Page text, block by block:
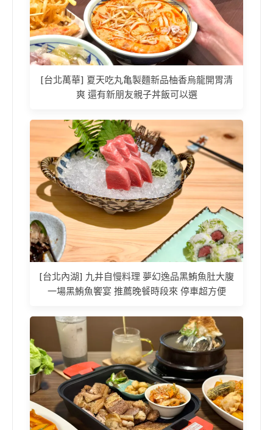
[台北萬華] 夏天吃丸亀製麵新品柚香烏龍開胃清
爽 還有新朋友親子丼飯可以選
[台北內湖] 九井自慢料理 夢幻逸品黑鮪魚肚大腹
一場黑鮪魚饗宴 推薦晚餐時段來 停車超方便